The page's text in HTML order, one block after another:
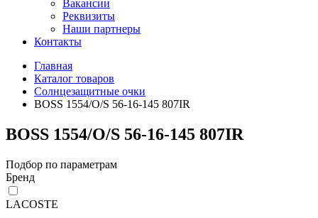
Вакансии
Реквизиты
Наши партнеры
Контакты
Главная
Каталог товаров
Солнцезащитные очки
BOSS 1554/O/S 56-16-145 807IR
BOSS 1554/O/S 56-16-145 807IR
Подбор по параметрам
Бренд
LACOSTE